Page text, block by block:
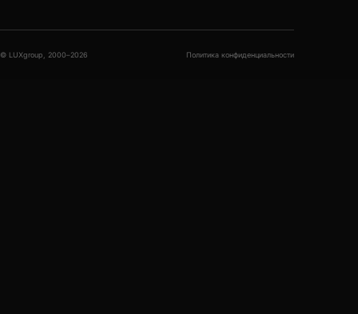
© LUXgroup, 2000–2026 Политика конфиденциальности